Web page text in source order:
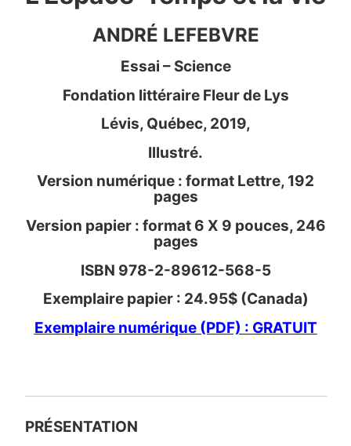
ANDRÉ LEFEBVRE
Essai – Science
Fondation littéraire Fleur de Lys
Lévis, Québec, 2019,
Illustré.
Version numérique : format Lettre, 192
pages
Version papier : format 6 X 9 pouces, 246
pages
ISBN 978-2-89612-568-5
Exemplaire papier : 24.95$ (Canada)
Exemplaire numérique (PDF) : GRATUIT
PRÉSENTATION